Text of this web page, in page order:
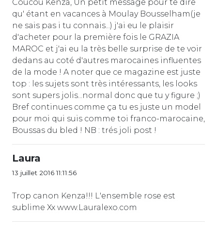
Coucou Kenza, Un petit message pour te dire
qu' étant en vacances à Moulay Bousselham(je
ne sais pas i tu connais...) j'ai eu le plaisir
d'acheter pour la première fois le GRAZIA
MAROC et j'ai eu la très belle surprise de te voir
dedans au coté d'autres marocaines influentes
de la mode ! A noter que ce magazine est juste
top : les sujets sont très intéressants, les looks
sont supers jolis...normal donc que tu y figure ;)
Bref continues comme ça tu es juste un model
pour moi qui suis comme toi franco-marocaine,
Boussas du bled ! NB : trés joli post !
Laura
13 juillet 2016 11:11:56
Trop canon Kenza!!! L'ensemble rose est
sublime Xx www.Lauralexo.com